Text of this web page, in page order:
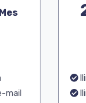
mail